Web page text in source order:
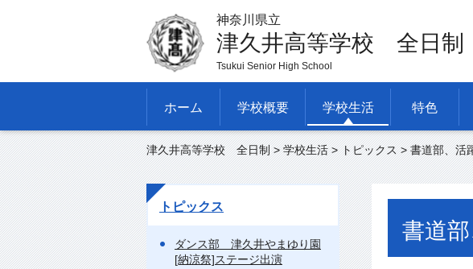
神奈川県立
津久井高等学校 全日制
Tsukui Senior High School
ホーム 学校概要 学校生活 特色
津久井高等学校 全日制>学校生活>トピックス> 書道部、活
トピックス
ダンス部 津久井やまゆり園
[納涼祭]ステージ出演
書道